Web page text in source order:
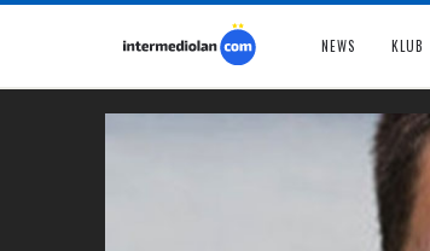
NEWS KLUB